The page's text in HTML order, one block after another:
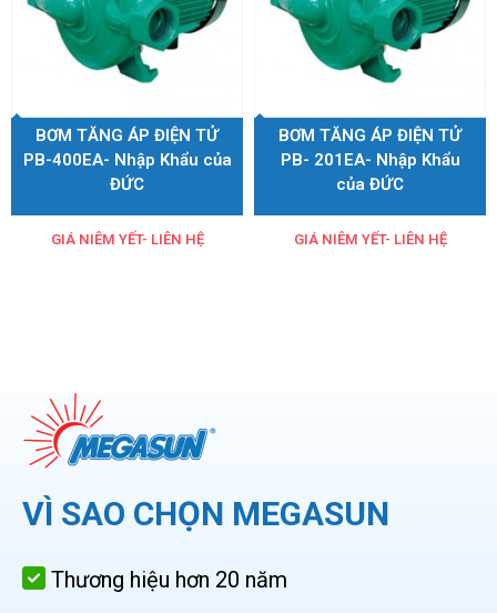
BƠM TĂNG ÁP ĐIỆN TỬ
PB-400EA- Nhập Khẩu của
ĐỨC
GIÁ NIÊM YẾT- LIÊN HỆ
BƠM TĂNG ÁP ĐIỆN TỬ
PB- 201EA- Nhập Khẩu
của ĐỨC
GIÁ NIÊM YẾT- LIÊN HỆ
VÌ SAO CHỌN MEGASUN
Thương hiệu hơn 20 năm